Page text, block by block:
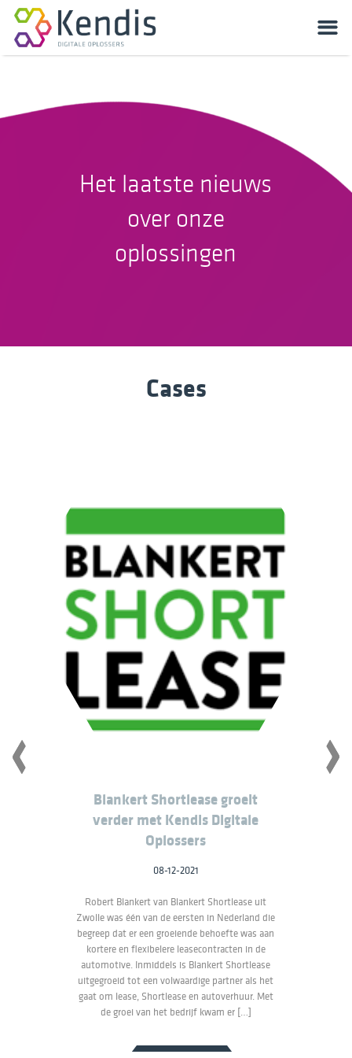
Het laatste nieuws
over onze
oplossingen
Cases
Blankert Shortlease groeit
verder met Kendis Digitale
Oplossers
08-12-2021
Robert Blankert van Blankert Shortlease uit
Zwolle was één van de eersten in Nederland die
begreep dat er een groeiende behoefte was aan
kortere en flexibelere leasecontracten in de
automotive. Inmiddels is Blankert Shortlease
uitgegroeid tot een volwaardige partner als het
gaat om lease, Shortlease en autoverhuur. Met
de groei van het bedrijf kwam er […]